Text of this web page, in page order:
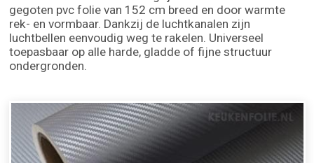
gegoten pvc folie van 152 cm breed en door warmte
rek- en vormbaar. Dankzij de luchtkanalen zijn
luchtbellen eenvoudig weg te rakelen. Universeel
toepasbaar op alle harde, gladde of fijne structuur
ondergronden.